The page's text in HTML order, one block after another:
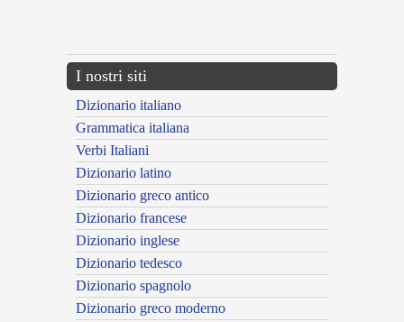
I nostri siti
Dizionario italiano
Grammatica italiana
Verbi Italiani
Dizionario latino
Dizionario greco antico
Dizionario francese
Dizionario inglese
Dizionario tedesco
Dizionario spagnolo
Dizionario greco moderno